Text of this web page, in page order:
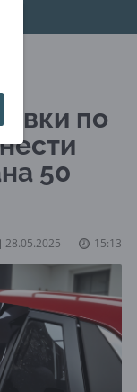
по
50
28.05.2025 15:13